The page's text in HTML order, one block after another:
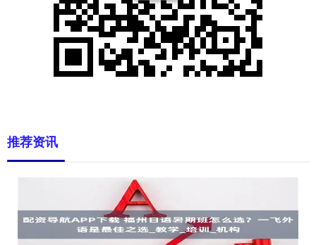
推荐资讯